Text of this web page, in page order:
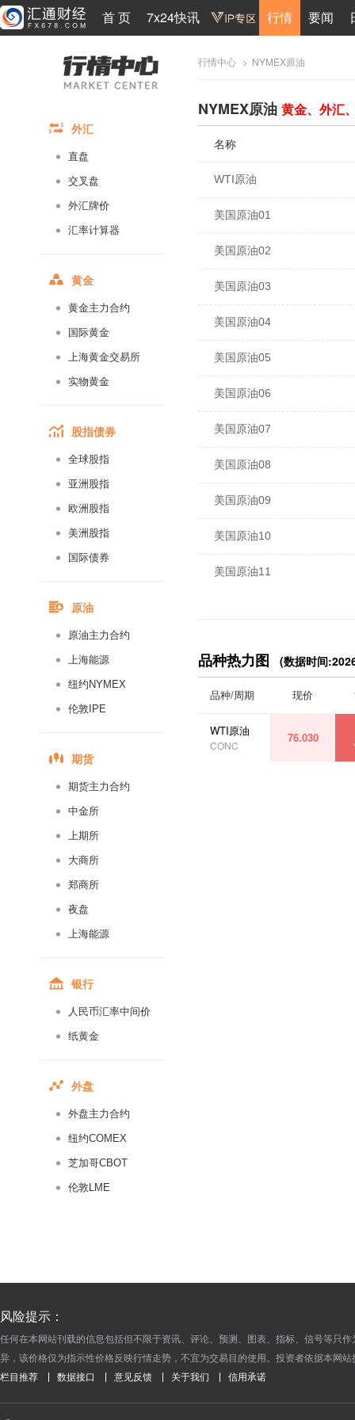
首 页 7x24快讯 行情 要闻
外汇
直盘
交叉盘
外汇牌价
汇率计算器
黄金
黄金主力合约
国际黄金
上海黄金交易所
实物黄金
股指债券
全球股指
亚洲股指
欧洲股指
美洲股指
国际债券
原油
原油主力合约
上海能源
纽约NYMEX
伦敦IPE
期货
期货主力合约
中金所
上期所
大商所
郑商所
夜盘
上海能源
银行
人民币汇率中间价
纸黄金
外盘
外盘主力合约
纽约COMEX
芝加哥CBOT
伦敦LME
行情中心 > NYMEX原油
NYMEX原油 黄金、外汇
名称
WTI原油
美国原油01
美国原油02
美国原油03
美国原油04
美国原油05
美国原油06
美国原油07
美国原油08
美国原油09
美国原油10
美国原油11
美国燃油连续
美国燃油11
品种热力图 (数据时间
品种/周期 现价
WTI原油
CONC
76.030
风险提示：
任何在本网站刊载的信息包括但不限于资讯、评论、预测、图表、指标、信号等只
异，该价格仅为指示性价格反映行情走势，不宜为交易目的使用。投资者依据本网
栏目推荐 数据接口 意见反馈 关于我们 信用承诺